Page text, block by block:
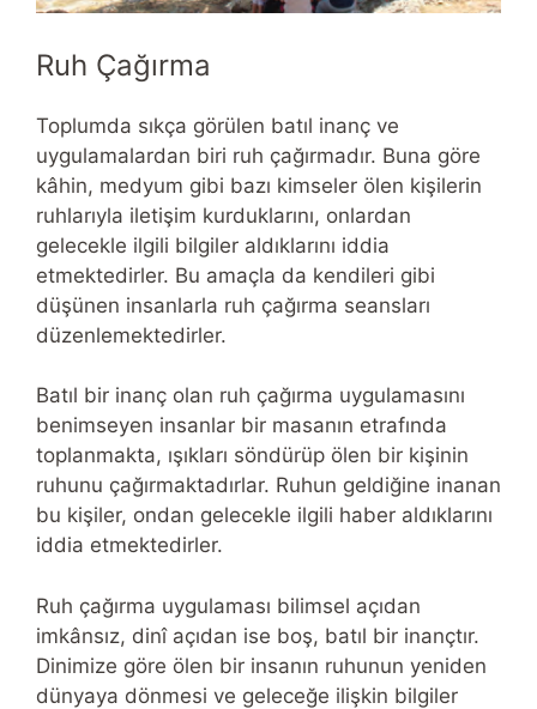
Ruh Çağırma
Toplumda sıkça görülen batıl inanç ve
uygulamalardan biri ruh çağırmadır. Buna göre
kâhin, medyum gibi bazı kimseler ölen kişilerin
ruhlarıyla iletişim kurduklarını, onlardan
gelecekle ilgili bilgiler aldıklarını iddia
etmektedirler. Bu amaçla da kendileri gibi
düşünen insanlarla ruh çağırma seansları
düzenlemektedirler.
Batıl bir inanç olan ruh çağırma uygulamasını
benimseyen insanlar bir masanın etrafında
toplanmakta, ışıkları söndürüp ölen bir kişinin
ruhunu çağırmaktadırlar. Ruhun geldiğine inanan
bu kişiler, ondan gelecekle ilgili haber aldıklarını
iddia etmektedirler.
Ruh çağırma uygulaması bilimsel açıdan
imkânsız, dinî açıdan ise boş, batıl bir inançtır.
Dinimize göre ölen bir insanın ruhunun yeniden
dünyaya dönmesi ve geleceğe ilişkin bilgiler